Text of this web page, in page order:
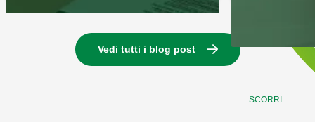
SCORRI
Vedi tutti i blog post